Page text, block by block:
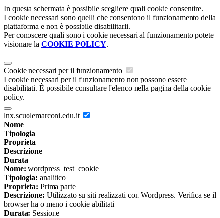
In questa schermata è possibile scegliere quali cookie consentire.
I cookie necessari sono quelli che consentono il funzionamento della
piattaforma e non è possibile disabilitarli.
Per conoscere quali sono i cookie necessari al funzionamento potete
visionare la COOKIE POLICY.
Cookie necessari per il funzionamento
I cookie necessari per il funzionamento non possono essere
disabilitati. È possibile consultare l'elenco nella pagina della cookie
policy.
lnx.scuolemarconi.edu.it
Nome
Tipologia
Proprieta
Descrizione
Durata
Nome: wordpress_test_cookie
Tipologia: analitico
Proprieta: Prima parte
Descrizione: Utilizzato su siti realizzati con Wordpress. Verifica se il
browser ha o meno i cookie abilitati
Durata: Sessione